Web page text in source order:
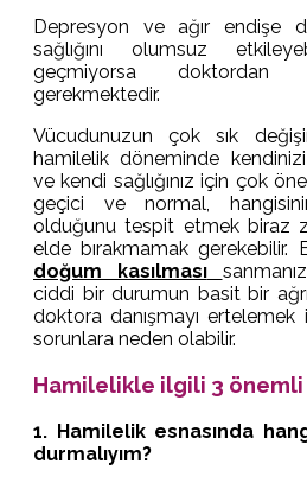
Depresyon ve ağır endişe
sağlığını olumsuz
geçmiyorsa doktordan
gerekmektedir.
Vücudunuzun çok sık
hamilelik döneminde
ve kendi sağlığınız için çok
geçici ve normal,
olduğunu tespit etmek biraz
elde bırakmamak gerekebilir.
doğum kasılması
ciddi bir durumun basit bir
doktora danışmayı
sorunlara neden olabilir.
Hamilelikle ilgili 3
1. Hamilelik esnasında
durmalıyım?